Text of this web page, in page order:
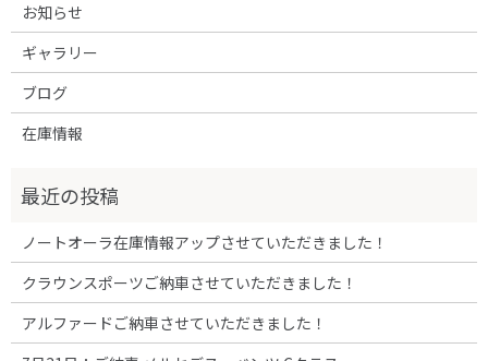
お知らせ
ギャラリー
ブログ
在庫情報
ノートオーラ在庫情報アップさせていただきました！
クラウンスポーツご納車させていただきました！
アルファードご納車させていただきました！